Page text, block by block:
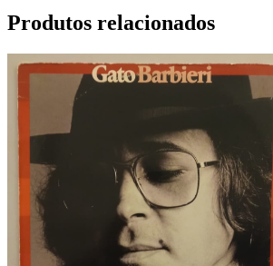
Produtos relacionados